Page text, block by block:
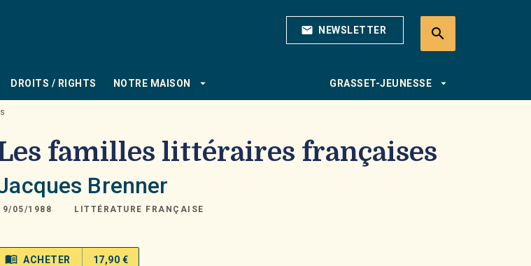
mail NEWSLETTER search
DROITS / RIGHTS NOTRE MAISON arrow_drop_down GRASSET-JEUNESSE arrow_drop_down
familles littéraires françaises
Brenner
05/1988 LITTÉRATURE FRANÇAISE
menu_book ACHETER 17,90 €